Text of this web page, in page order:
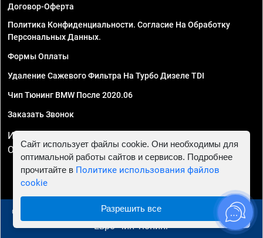
Договор-Оферта
Политика Конфиденциальности. Согласие На Обработку
Персональных Данных.
Формы Оплаты
Удаление Сажевого Фильтра На Турбо Дизеле TDI
Чип Тюнинг BMW После 2020.06
Заказать Звонок
ИП Смирнов Георгий Павлович. ИНН 781302555843,
ОГРНИП 324470400032610
© 2010 - 2026 Чип тюнинг в Москве и МО - Автосервис
"Евро Чип Тюнинг"
Сайт использует файлы cookie. Они необходимы для
оптимальной работы сайтов и сервисов. Подробнее
прочитайте в Политике использования файлов
cookie
Разрешить все